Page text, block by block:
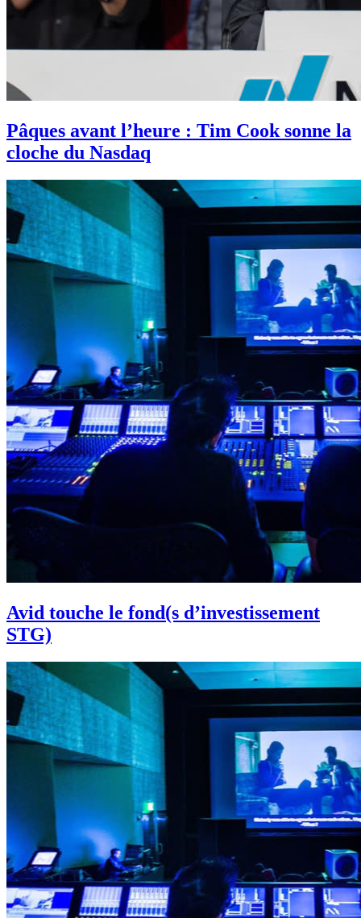
Pâques avant l’heure : Tim Cook sonne la
cloche du Nasdaq
Avid touche le fond(s d’investissement
STG)